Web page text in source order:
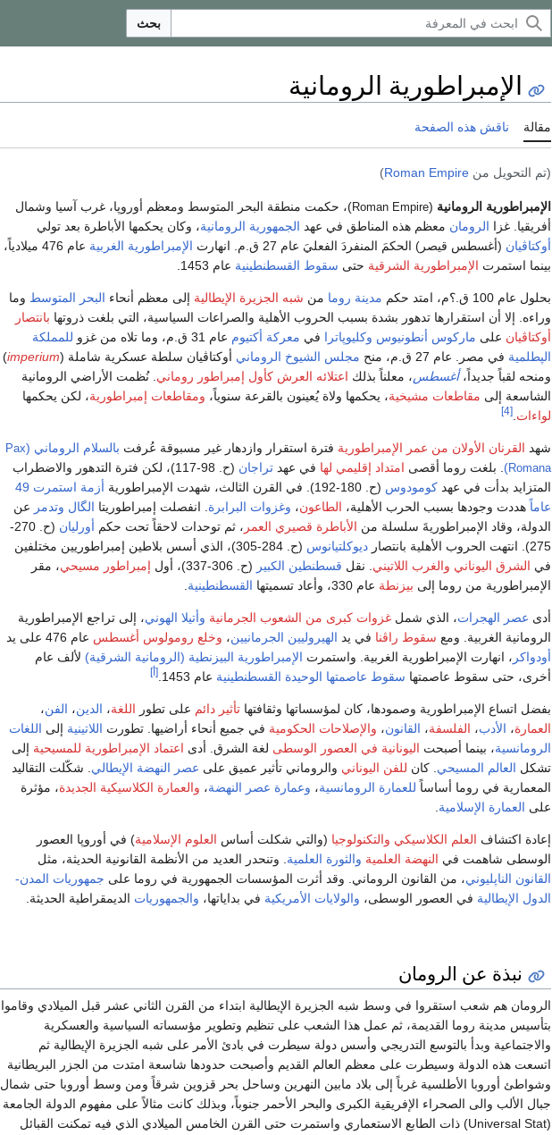
بحث
الإمبراطورية الرومانية
مقالة ناقش هذه الصفحة
(تم التحويل من Roman Empire
)
الإمبراطورية الرومانية (
Roman Empire)، حكمت منطقة البحر المتوسط ومعظم أوروپا، غرب آسيا وشمال
أفريقيا. غزا الرومان معظم هذه المناطق في عهد الجمهورية الرومانية، وكان يحكمها الأباطرة بعد تولي
أوكتاڤيان (أغسطس قيصر) الحكمَ المنفردَ الفعليَ عام 27 ق.م. انهارت الإمبراطورية الغربية
عام 476 ميلادياً،
بينما استمرت الإمبراطورية الشرقية حتى سقوط القسطنطينية عام 1453.
بحلول عام 100 ق.؟م، امتد حكم مدينة روما من شبه الجزيرة الإيطالية إلى معظم أنحاء البحر المتوسط ​​وما
وراءه. إلا أن استقرارها تدهور بشدة بسبب الحروب الأهلية والصراعات السياسية، التي بلغت ذروتها بانتصار
أوكتاڤيان على ماركوس أنطونيوس وكليوپاترا في معركة أكتيوم عام 31 ق.م، وما تلاه من غزو
للمملكة
الپطلمية في مصر. عام 27 ق.م، منح مجلس الشيوخ الروماني أوكتاڤيان سلطة عسكرية شاملة (imperium
)
ومنحه لقباً جديداً،أغسطس، معلناً بذلك اعتلائه العرش كأول إمبراطور روماني . نُظمت الأراضي الرومانية
الشاسعة إلى مقاطعات مشيخية، يحكمها ولاة يُعينون بالقرعة سنوياً، ومقاطعات إمبراطورية، لكن يحكمها
لواءات [4]
شهد القرنان الأولان من عمر الإمبراطورية فترة استقرار وازدهار غير مسبوقة عُرفت بالسلام الروماني (Pax
Romana
) . بلغت روما أقصى امتداد إقليمي لها في عهد تراجان
(ح. 98-117)، لكن فترة التدهور والاضطراب
المتزايد بدأت في عهد كومودوس (ح. 180-192). في القرن الثالث، شهدت الإمبراطورية
أزمة استمرت 49
عاماً هددت وجودها بسبب الحرب الأهلية، الطاعون، وغزوات البرابرة . انفصلت إمبراطوريتا الگال وتدمر عن
الدولة، وقاد الإمبراطوريةَ سلسلة من الأباطرة قصيري العمر ، ثم توحدات لاحقاً تحت حكم أورليان
(ح. 270-
275). انتهت الحروب الأهلية بانتصار
ديوكلتيانوس
(ح. 284-305)، الذي أسس بلاطين إمبراطوريين مختلفين
في الشرق اليوناني والغرب اللاتيني . نقل قسطنطين الكبير (ح. 306-337)، أول إمبراطور مسيحي، مقر
الإمبراطورية من روما إلى بيزنطة عام 330، وأعاد تسميتها القسطنطينية
أدى عصر الهجرات، الذي شمل غزوات كبرى من الشعوب الجرمانية وأتيلا الهوني، إلى تراجع الإمبراطورية
الرومانية الغربية. ومع سقوط راڤنا في يد الهيروليين الجرمانيين، وخلع رومولوس أغسطس عام 476 على يد
أودواكر ، انهارت الإمبراطورية الغربية. واستمرت الإمبراطورية البيزنطية (الرومانية الشرقية) لألف عام
أخرى، حتى سقوط عاصمتها سقوط عاصمتها الوحيدة القسطنطينية عام 1453. [أ]
بفضل اتساع الإمبراطورية وصمودها، كان لمؤسساتها وثقافتها تأثير دائم على تطور اللغة، الدين، الفن،
العمارة، الأدب، الفلسفة، القانون، والإصلاحات الحكومية في جميع أنحاء أراضيها. تطورت اللاتينية إلى اللغات
الرومانسية، بينما أصبحت اليونانية في العصور الوسطى لغة الشرق. أدى اعتماد الإمبراطورية للمسيحية إلى
تشكل العالم المسيحي . كان للفن اليوناني والروماني تأثير عميق على عصر النهضة الإيطالي . شكّلت التقاليد
المعمارية في روما أساساً للعمارة الرومانسية، وعمارة عصر النهضة، والعمارة الكلاسيكية الجديدة، مؤثرة
على العمارة الإسلامية
إعادة اكتشاف العلم الكلاسيكي والتكنولوجيا (والتي شكلت أساس العلوم الإسلامية) في أوروپا العصور
الوسطى شاهمت في النهضة العلمية والثورة العلمية . وتنحدر العديد من الأنظمة القانونية الحديثة، مثل
القانون الناپليوني، من القانون الروماني. وقد أثرت المؤسسات الجمهورية في روما على جمهوريات المدن-
الدول الإيطالية في العصور الوسطى، والولايات الأمريكية في بداياتها، والجمهوريات الديمقراطية الحديثة.
نبذة عن الرومان
الرومان هم شعب استقروا في وسط شبه الجزيرة الإيطالية ابتداء من القرن الثاني عشر قبل الميلادي وقاموا
بتأسيس مدينة روما القديمة، ثم عمل هذا الشعب على تنظيم وتطوير مؤسساته السياسية والعسكرية
والاجتماعية وبدأ بالتوسع التدريجي وأسس دولة سيطرت في بادئ الأمر على شبه الجزيرة الإيطالية ثم
اتسعت هذه الدولة وسيطرت على معظم العالم القديم وأصبحت حدودها شاسعة امتدت من الجزر البريطانية
وشواطئ أوروبا الأطلسية غرباً إلى بلاد مابين النهرين وساحل بحر قزوين شرقاً ومن وسط أوروبا حتى شمال
جبال الألب والى الصحراء الإفريقية الكبرى والبحر الأحمر جنوباً، وبذلك كانت مثالاً على مفهوم الدولة الجامعة
(Universal Stat) ذات الطابع الاستعماري واستمرت حتى القرن الخامس الميلادي الذي فيه تمكنت القبائل